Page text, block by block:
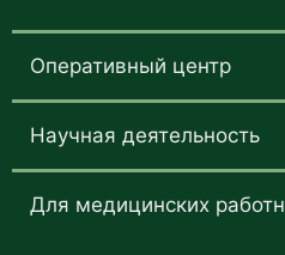
Оперативный центр
Научная деятельность
Для медицинских